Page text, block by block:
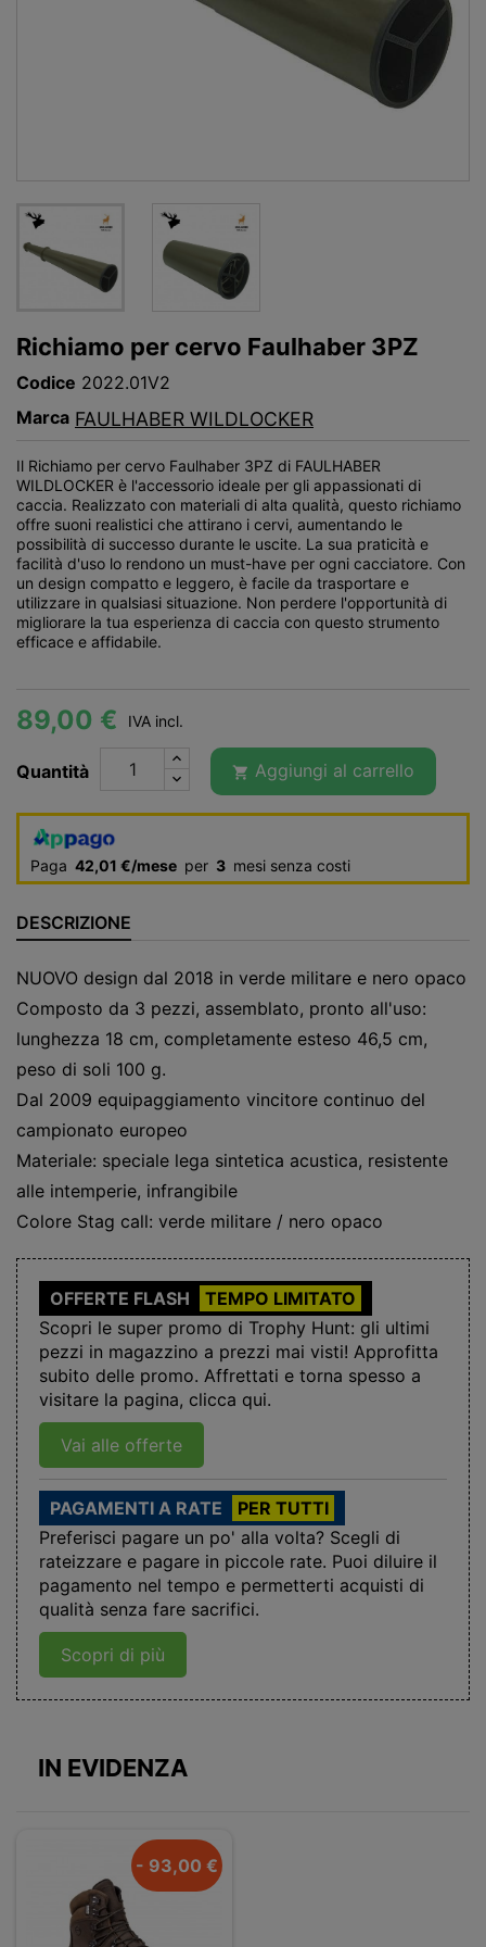
Richiamo per cervo Faulhaber 3PZ
Codice 2022.01V2
Marca FAULHABER WILDLOCKER
Il Richiamo per cervo Faulhaber 3PZ di FAULHABER
WILDLOCKER è l'accessorio ideale per gli appassionati di
caccia. Realizzato con materiali di alta qualità, questo richiamo
offre suoni realistici che attirano i cervi, aumentando le
possibilità di successo durante le uscite. La sua praticità e
facilità d'uso lo rendono un must-have per ogni cacciatore. Con
un design compatto e leggero, è facile da trasportare e
utilizzare in qualsiasi situazione. Non perdere l'opportunità di
migliorare la tua esperienza di caccia con questo strumento
efficace e affidabile.
89,00 € IVA incl.
Quantità  Aggiungi al carrello
Paga 42,01 €/mese per 3 mesi senza costi
DESCRIZIONE
NUOVO design dal 2018 in verde militare e nero opaco
Composto da 3 pezzi, assemblato, pronto all'uso:
lunghezza 18 cm, completamente esteso 46,5 cm,
peso di soli 100 g.
Dal 2009 equipaggiamento vincitore continuo del
campionato europeo
Materiale: speciale lega sintetica acustica, resistente
alle intemperie, infrangibile
Colore Stag call: verde militare / nero opaco
OFFERTE FLASH
TEMPO LIMITATO
Scopri le super promo di Trophy Hunt: gli ultimi
pezzi in magazzino a prezzi mai visti! Approfitta
subito delle promo. Affrettati e torna spesso a
visitare la pagina, clicca qui.
Vai alle offerte
PAGAMENTI A RATE
PER TUTTI
Preferisci pagare un po' alla volta? Scegli di
rateizzare e pagare in piccole rate. Puoi diluire il
pagamento nel tempo e permetterti acquisti di
qualità senza fare sacrifici.
Scopri di più
IN EVIDENZA
- 93,00 €